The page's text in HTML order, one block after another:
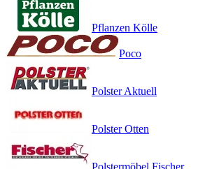
Pflanzen Kölle
Poco
Polster Aktuell
Polster Otten
Polstermöbel Fischer